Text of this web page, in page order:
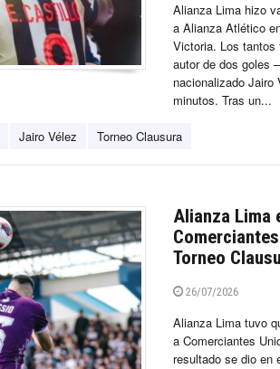
Alianza Lima hizo
a Alianza Atlético
Victoria. Los tantos
autor de dos goles
nacionalizado
minutos. Tras un...
Jairo Vélez Torneo Clausura
Alianza Lima
Torneo
26/07/2026
Alianza Lima tuvo
a Comerciantes
resultado se dio en